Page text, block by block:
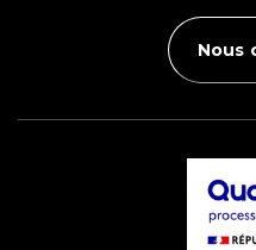
Nous